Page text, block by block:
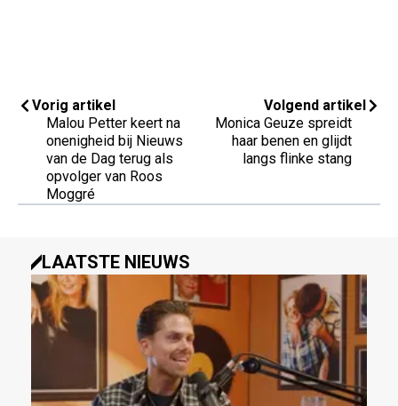
Vorig artikel
Malou Petter keert na
onenigheid bij Nieuws
van de Dag terug als
opvolger van Roos
Moggré
Volgend artikel
Monica Geuze spreidt
haar benen en glijdt
langs flinke stang
LAATSTE NIEUWS